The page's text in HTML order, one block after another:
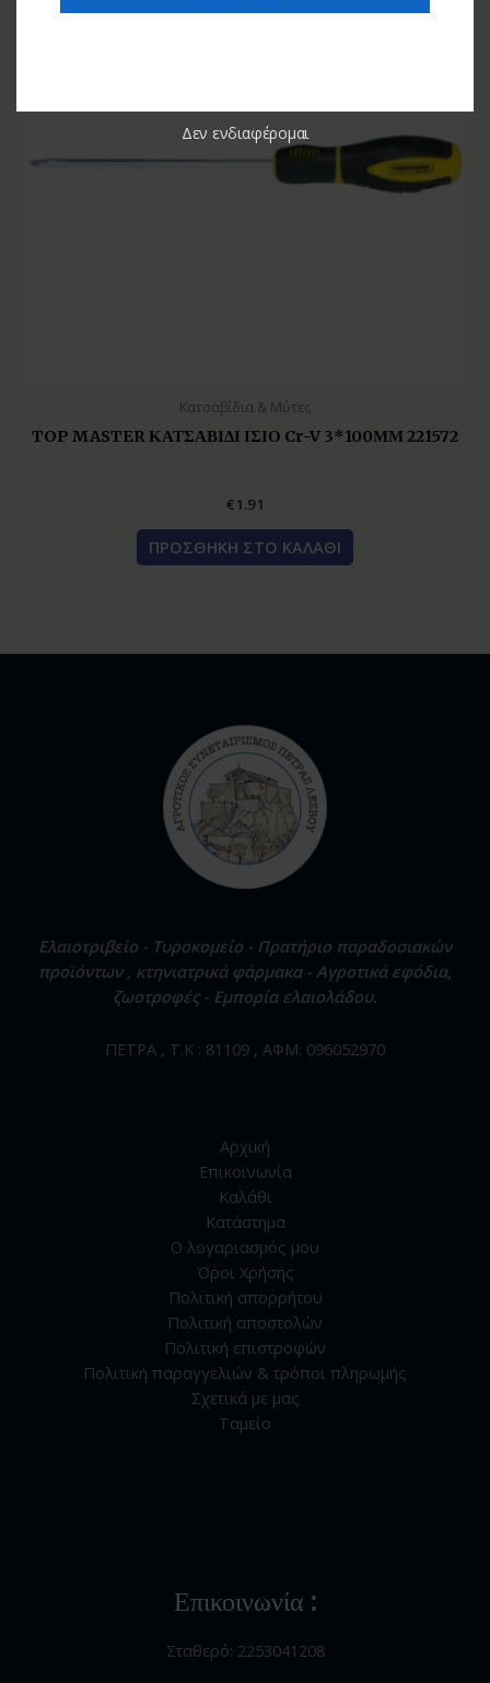
Κατσαβίδια & Μύτες
TOP MASTER ΚΑΤΣΑΒΙΔΙ ΙΣΙΟ Cr-V 3*100ΜΜ 221572
€1.91
ΠΡΟΣΘΉΚΗ ΣΤΟ ΚΑΛΆΘΙ
Ελαιοτριβείο - Τυροκομείο - Πρατήριο παραδοσιακών
προϊόντων , κτηνιατρικά φάρμακα - Αγροτικά εφόδια,
ζωοτροφές - Εμπορία ελαιολάδου.
ΠΕΤΡΑ , Τ.Κ : 81109 , ΑΦΜ: 096052970
Αρχική
Επικοινωνία
Καλάθι
Κατάστημα
Ο λογαριασμός μου
Όροι Χρήσης
Πολιτική απορρήτου
Πολιτική αποστολών
Πολιτική επιστροφών
Πολιτική παραγγελιών & τρόποι πληρωμής
Σχετικά με μας
Ταμείο
Επικοινωνία :
Σταθερό: 2253041208
Δεν ενδιαφέρομαι